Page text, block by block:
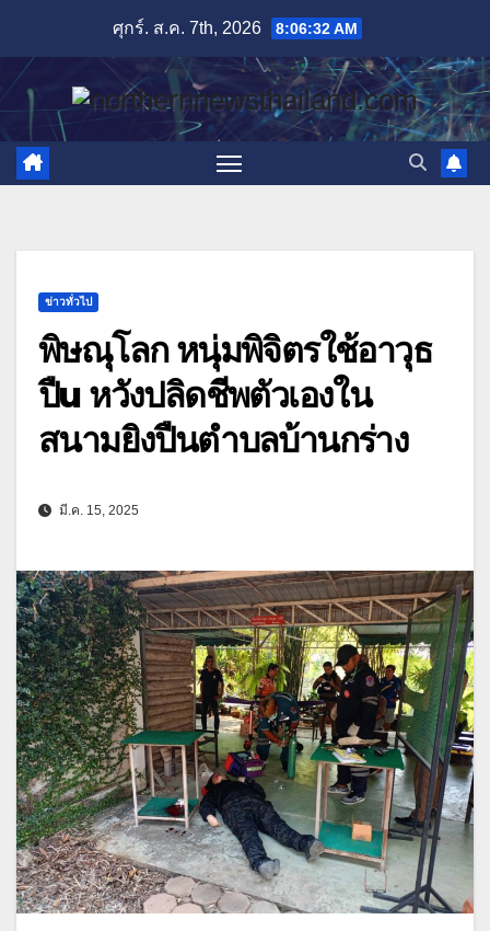
content
ศุกร์. ส.ค. 7th, 2026 8:06:33 AM
ข่าวทั่วไป
พิษณุโลก หนุ่มพิจิตรใช้อาวุธ
ปืu หวังปลิดชีพตัวเองใน
สนามยิงปืนตำบลบ้านกร่าง
มี.ค. 15, 2025